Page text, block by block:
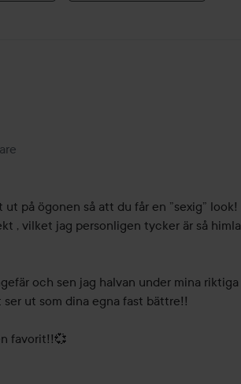
3 år
på ögonen så att du får en ”sexig” look!
, vilket jag personligen tycker är så himla
och sen jag halvan under mina riktiga
ut som dina egna fast bättre!!